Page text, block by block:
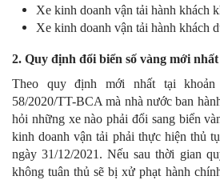
Xe kinh doanh vận tải hành khách
Xe kinh doanh vận tải hành khách
2. Quy định đổi biển số vàng mới nhất
Theo quy định mới nhất tại
58/2020/TT-BCA mà nhà nước ban
hỏi những xe nào phải đổi sang biển
kinh doanh vận tải phải thực hiện thủ
ngày 31/12/2021. Nếu sau thời gian
không tuân thủ sẽ bị xử phạt hành